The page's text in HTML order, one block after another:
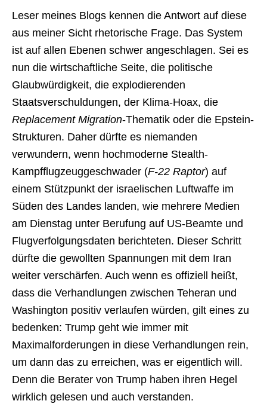
Leser meines Blogs kennen die Antwort auf diese
aus meiner Sicht rhetorische Frage. Das System
ist auf allen Ebenen schwer angeschlagen. Sei es
nun die wirtschaftliche Seite, die politische
Glaubwürdigkeit, die explodierenden
Staatsverschuldungen, der Klima-Hoax, die
Replacement Migration-Thematik oder die Epstein-
Strukturen. Daher dürfte es niemanden
verwundern, wenn hochmoderne Stealth-
Kampfflugzeuggeschwader (F-22 Raptor) auf
einem Stützpunkt der israelischen Luftwaffe im
Süden des Landes landen, wie mehrere Medien
am Dienstag unter Berufung auf US-Beamte und
Flugverfolgungsdaten berichteten. Dieser Schritt
dürfte die gewollten Spannungen mit dem Iran
weiter verschärfen. Auch wenn es offiziell heißt,
dass die Verhandlungen zwischen Teheran und
Washington positiv verlaufen würden, gilt eines zu
bedenken: Trump geht wie immer mit
Maximalforderungen in diese Verhandlungen rein,
um dann das zu erreichen, was er eigentlich will.
Denn die Berater von Trump haben ihren Hegel
wirklich gelesen und auch verstanden.